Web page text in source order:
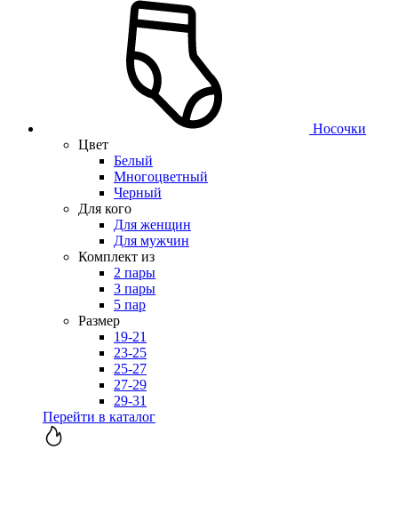
Носочки
Цвет
Белый
Многоцветный
Черный
Для кого
Для женщин
Для мужчин
Комплект из
2 пары
3 пары
5 пар
Размер
19-21
23-25
25-27
27-29
29-31
Перейти в каталог